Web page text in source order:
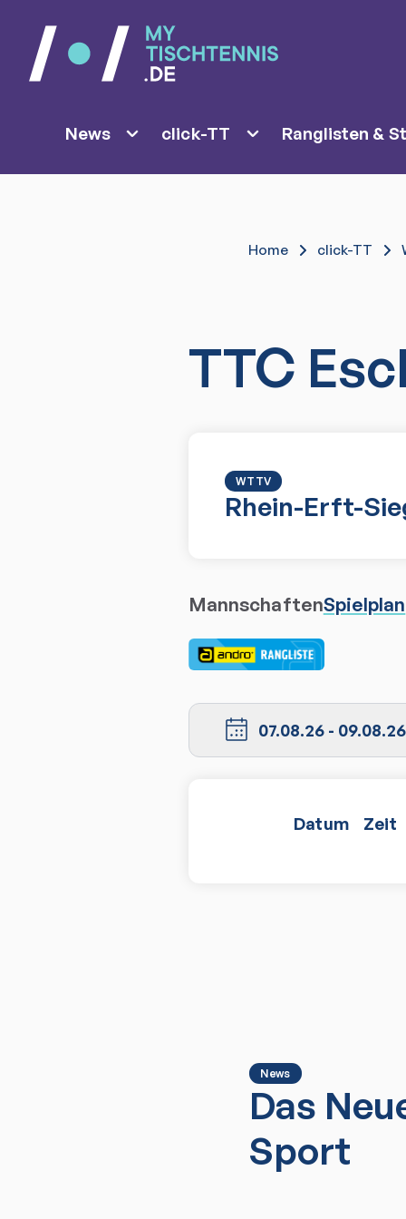
News click-TT Ranglisten &
Home click-TT
TTC
WTTV
Rhein-Erft-
MannschaftenSpielplan
07.08.26 - 09.08.26
Datum Zeit
News
Das
Sport